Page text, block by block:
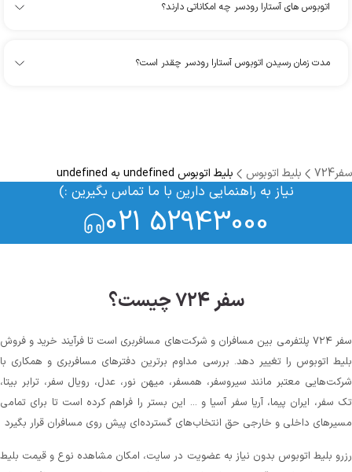
اتوبوس های آستارا رودسر چه امکاناتی دارند؟
مدت زمان رسیدن اتوبوس آستارا رودسر چقدر است؟
سفر724 بلیط اتوبوس بلیط اتوبوس undefined به undefined
نیاز به راهنمایی دارین با ما تماس بگیرین :)
021 52943000
سفر ۷۲۴ چیست؟
سفر ۷۲۴ پلتفرمی بین مسافران و شرکت‌های مسافربری است تا فرآیند خرید و فروش
بلیط اتوبوس را تغییر دهد. بررسی مداوم برترین دفترهای مسافربری و همکاری با
شرکت‌هایی معتبر مانند سیروسفر، همسفر، میهن‌ نور، عدل، رویال سفر، ترابر بیتا،
تک سفر، ایران پیما، آریا سفر آسیا و ... این بستر را فراهم کرده است تا برای تمامی
مسیرهای داخلی و خارجی حق انتخاب‌های گسترده‌ای پیش روی مسافران قرار بگیرد
رزرو بلیط اتوبوس بدون نیاز به عضویت در سایت، امکان مشاهده نوع و قیمت بلیط